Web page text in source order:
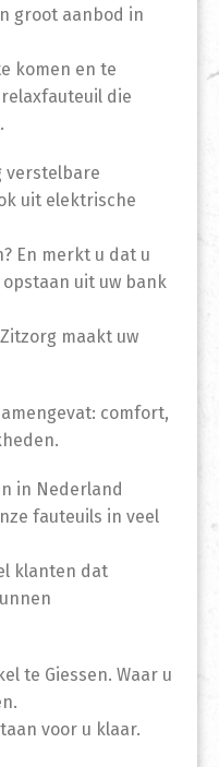
groot aanbod in
komen en te
die
verstelbare
uit elektrische
En merkt u dat u
uit uw bank
maakt uw
comfort,
in Nederland
fauteuils in veel
klanten dat
te Giessen. Waar u
voor u klaar.